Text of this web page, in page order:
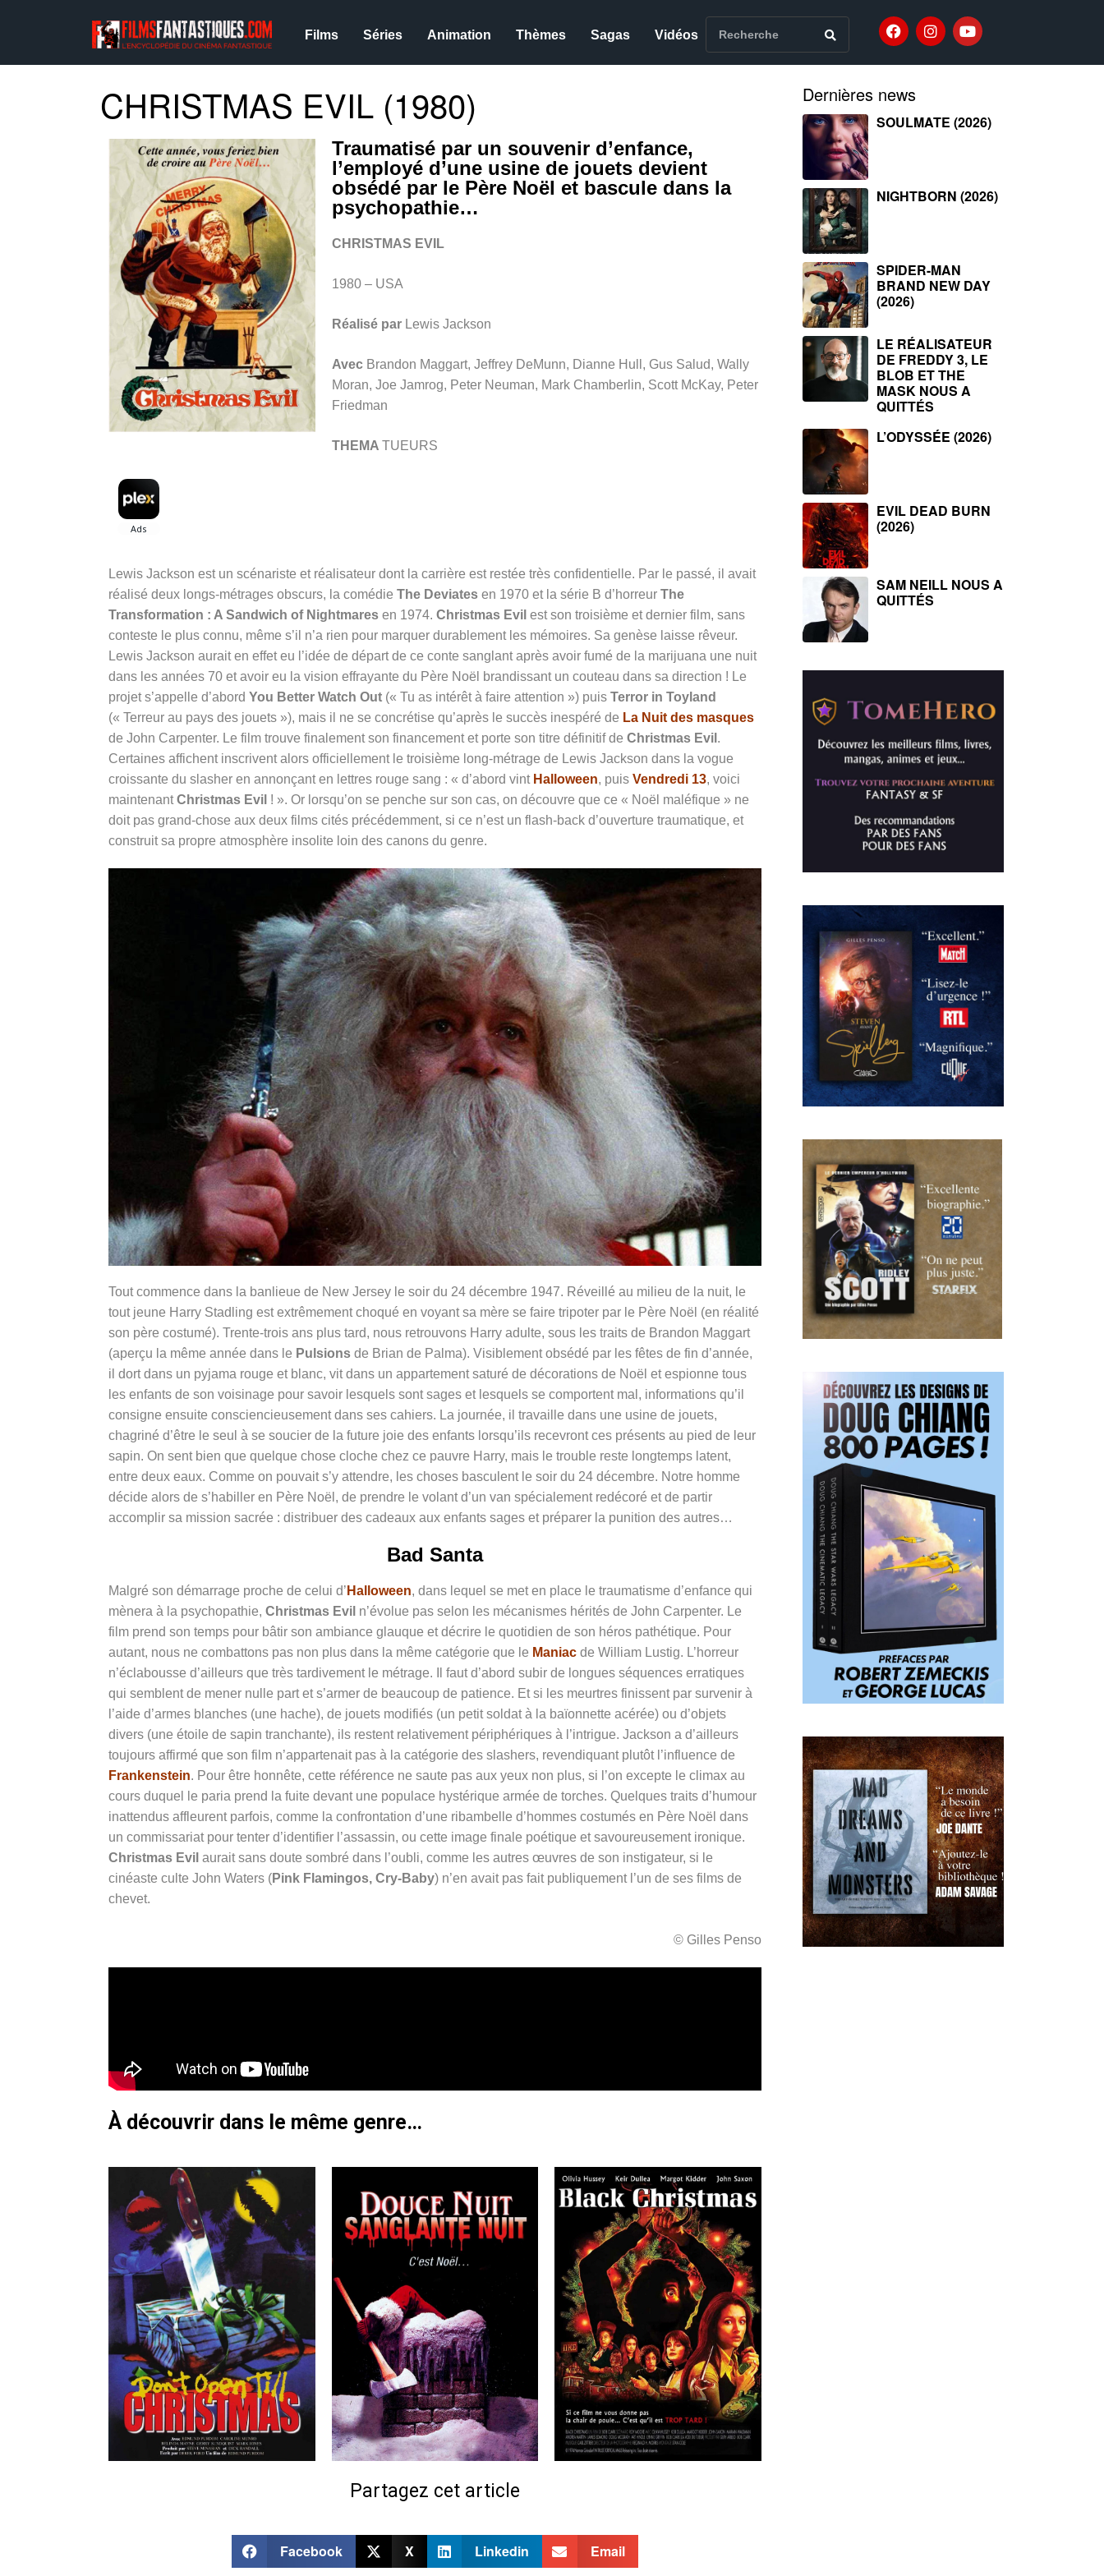
Films Séries Animation Thèmes Sagas Vidéos
CHRISTMAS EVIL (1980)
Traumatisé par un souvenir d’enfance,
l’employé d’une usine de jouets devient
obsédé par le Père Noël et bascule dans la
psychopathie…
CHRISTMAS EVIL
1980 – USA
Réalisé par Lewis Jackson
Avec Brandon Maggart, Jeffrey DeMunn, Dianne Hull, Gus Salud, Wally
Moran, Joe Jamrog, Peter Neuman, Mark Chamberlin, Scott McKay, Peter
Friedman
THEMA TUEURS
Lewis Jackson est un scénariste et réalisateur dont la carrière est restée très confidentielle. Par le passé, il avait
réalisé deux longs-métrages obscurs, la comédie The Deviates en 1970 et la série B d’horreur The
Transformation : A Sandwich of Nightmares en 1974. Christmas Evil est son troisième et dernier film, sans
conteste le plus connu, même s’il n’a rien pour marquer durablement les mémoires. Sa genèse laisse rêveur.
Lewis Jackson aurait en effet eu l’idée de départ de ce conte sanglant après avoir fumé de la marijuana une nuit
dans les années 70 et avoir eu la vision effrayante du Père Noël brandissant un couteau dans sa direction ! Le
projet s’appelle d’abord You Better Watch Out (« Tu as intérêt à faire attention ») puis Terror in Toyland
(« Terreur au pays des jouets »), mais il ne se concrétise qu’après le succès inespéré de La Nuit des masques
de John Carpenter. Le film trouve finalement son financement et porte son titre définitif de Christmas Evil .
Certaines affichent inscrivent alors officiellement le troisième long-métrage de Lewis Jackson dans la vogue
croissante du slasher en annonçant en lettres rouge sang : « d’abord vint Halloween, puis Vendredi 13, voici
maintenantChristmas Evil ! ». Or lorsqu’on se penche sur son cas, on découvre que ce « Noël maléfique » ne
doit pas grand-chose aux deux films cités précédemment, si ce n’est un flash-back d’ouverture traumatique, et
construit sa propre atmosphère insolite loin des canons du genre.
Tout commence dans la banlieue de New Jersey le soir du 24 décembre 1947. Réveillé au milieu de la nuit, le
tout jeune Harry Stadling est extrêmement choqué en voyant sa mère se faire tripoter par le Père Noël (en réalité
son père costumé). Trente-trois ans plus tard, nous retrouvons Harry adulte, sous les traits de Brandon Maggart
(aperçu la même année dans le Pulsions de Brian de Palma). Visiblement obsédé par les fêtes de fin d’année,
il dort dans un pyjama rouge et blanc, vit dans un appartement saturé de décorations de Noël et espionne tous
les enfants de son voisinage pour savoir lesquels sont sages et lesquels se comportent mal, informations qu’il
consigne ensuite consciencieusement dans ses cahiers. La journée, il travaille dans une usine de jouets,
chagriné d’être le seul à se soucier de la future joie des enfants lorsqu’ils recevront ces présents au pied de leur
sapin. On sent bien que quelque chose cloche chez ce pauvre Harry, mais le trouble reste longtemps latent,
entre deux eaux. Comme on pouvait s’y attendre, les choses basculent le soir du 24 décembre. Notre homme
décide alors de s’habiller en Père Noël, de prendre le volant d’un van spécialement redécoré et de partir
accomplir sa mission sacrée : distribuer des cadeaux aux enfants sages et préparer la punition des autres…
Bad Santa
Malgré son démarrage proche de celui d’ Halloween, dans lequel se met en place le traumatisme d’enfance qui
mènera à la psychopathie, Christmas Evil n’évolue pas selon les mécanismes hérités de John Carpenter. Le
film prend son temps pour bâtir son ambiance glauque et décrire le quotidien de son héros pathétique. Pour
autant, nous ne combattons pas non plus dans la même catégorie que le Maniac de William Lustig. L’horreur
n’éclabousse d’ailleurs que très tardivement le métrage. Il faut d’abord subir de longues séquences erratiques
qui semblent de mener nulle part et s’armer de beaucoup de patience. Et si les meurtres finissent par survenir à
l’aide d’armes blanches (une hache), de jouets modifiés (un petit soldat à la baïonnette acérée) ou d’objets
divers (une étoile de sapin tranchante), ils restent relativement périphériques à l’intrigue. Jackson a d’ailleurs
toujours affirmé que son film n’appartenait pas à la catégorie des slashers, revendiquant plutôt l’influence de
Frankenstein. Pour être honnête, cette référence ne saute pas aux yeux non plus, si l’on excepte le climax au
cours duquel le paria prend la fuite devant une populace hystérique armée de torches. Quelques traits d’humour
inattendus affleurent parfois, comme la confrontation d’une ribambelle d’hommes costumés en Père Noël dans
un commissariat pour tenter d’identifier l’assassin, ou cette image finale poétique et savoureusement ironique.
Christmas Evil aurait sans doute sombré dans l’oubli, comme les autres œuvres de son instigateur, si le
cinéaste culte John Waters ( Pink Flamingos, Cry-Baby) n’en avait pas fait publiquement l’un de ses films de
chevet.
© Gilles Penso
À découvrir dans le même genre…
Partagez cet article
Facebook X Linkedin Email
Dernières news
SOULMATE (2026)
NIGHTBORN (2026)
SPIDER-MAN
BRAND NEW DAY
(2026)
LE RÉALISATEUR
DE FREDDY 3, LE
BLOB ET THE
MASK NOUS A
QUITTÉS
L’ODYSSÉE (2026)
EVIL DEAD BURN
(2026)
SAM NEILL NOUS A
QUITTÉS